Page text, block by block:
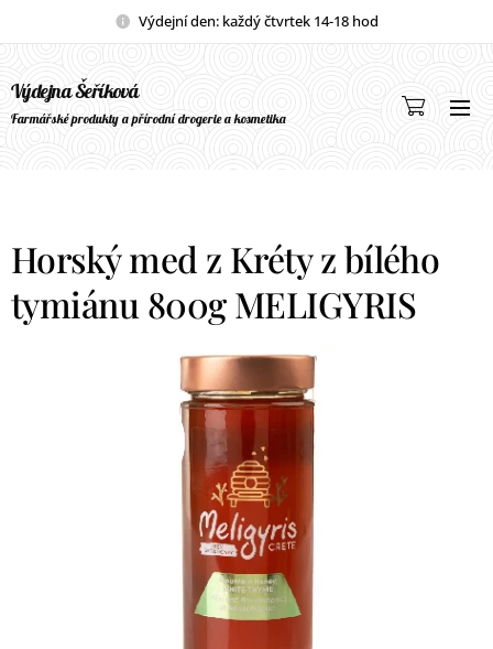
Výdejní den: každý čtvrtek 14-18 hod
Výdejna Šeříková
Farmářské produkty a přírodní drogerie a kosmetika
Horský med z Kréty z bílého
tymiánu 800g MELIGYRIS